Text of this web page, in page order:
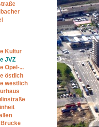
Kultur
JVZ
Opel-...
östlich
westlich